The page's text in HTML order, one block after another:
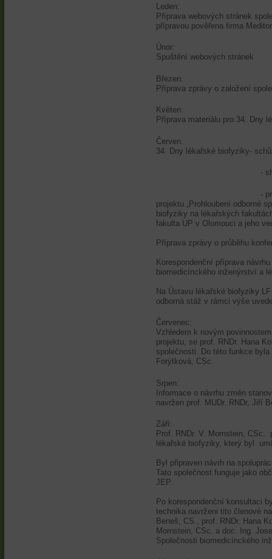
Leden:
Příprava webových stránek
přípravou pověřena firma
Únor:
Spuštění webových stránek
Březen:
Příprava zprávy o založení
Květen:
Příprava materiálu pro 34. Dny
Červen.
34. Dny lékařské biofyziky-
- shromáždění
- projednán podíl
projektu „Prohloubení odborné
biofyziky na lékařských
fakulta UP v Olomouci a jeho
Příprava zprávy o průběhu
Korespondenční příprava
biomedicínckého inženýrství a
Na Ústavu lékařské biofyziky
odborná stáž v rámci výše
Červenec:
Vzhledem k novým
projektu, se prof. RNDr. Hana
společnosti. Do této funkce
Forýtková, CSc.
Srpen:
Informace o návrhu změn
navržen prof. MUDr. RNDr, Jiří
Září:
Prof. RNDr. V. Mornstein, CSc.
lékařské biofyziky, který byl
Byl připraven návrh na
Tato společnost funguje jako
JEP.
Po korespondenční konsultaci
technika navrženi tito členové
Beneš, CS., prof. RNDr. Hana
Mornstein, CSc. a doc. Ing.
Společnosti biomedicínckého